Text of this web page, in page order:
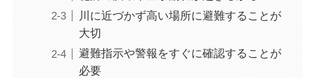
川に近づかず高い場所に避難することが
大切
避難指示や警報をすぐに確認することが
必要